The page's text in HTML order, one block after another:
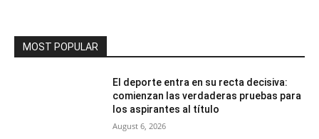
MOST POPULAR
El deporte entra en su recta decisiva:
comienzan las verdaderas pruebas para
los aspirantes al título
August 6, 2026